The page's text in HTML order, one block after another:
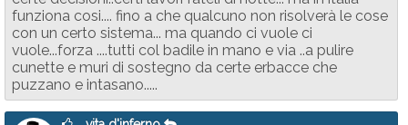
funziona cosi.... fino a che qualcuno non risolverà le cose
con un certo sistema... ma quando ci vuole ci
vuole...forza ....tutti col badile in mano e via ..a pulire
cunette e muri di sostegno da certe erbacce che
puzzano e intasano.....